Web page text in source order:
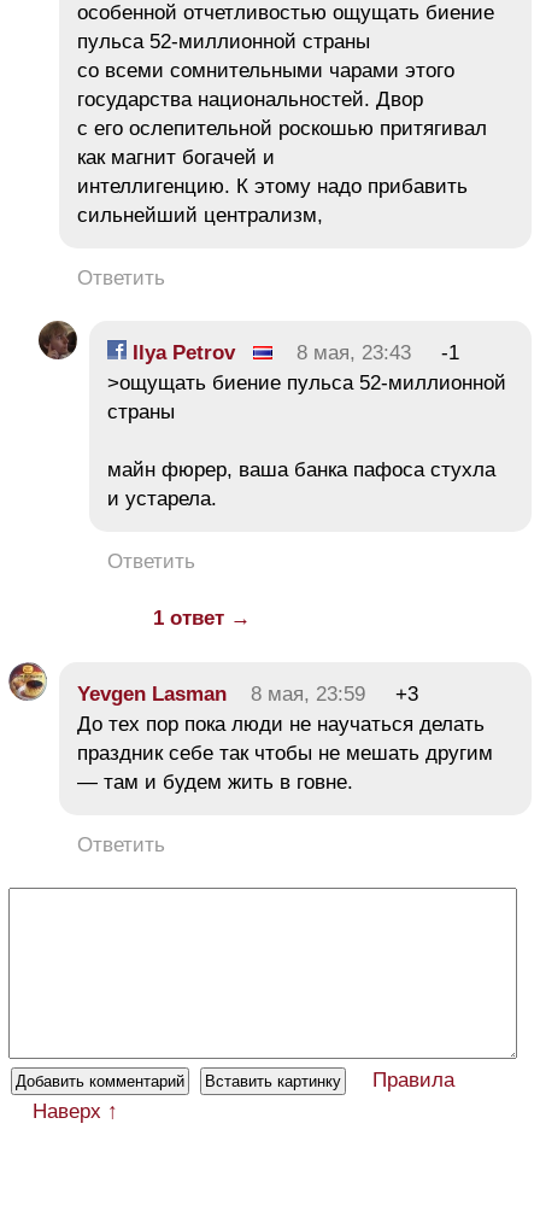
особенной отчетливостью ощущать биение
пульса 52-миллионной страны
со всеми сомнительными чарами этого
государства национальностей. Двор
с его ослепительной роскошью притягивал
как магнит богачей и
интеллигенцию. К этому надо прибавить
сильнейший централизм,
Ответить
Ilya Petrov 8 мая, 23:43
-1
>ощущать биение пульса 52-миллионной
страны
майн фюрер, ваша банка пафоса стухла
и устарела.
Ответить
1 ответ →
Yevgen Lasman 8 мая, 23:59
+3
До тех пор пока люди не научаться делать
праздник себе так чтобы не мешать другим
— там и будем жить в говне.
Ответить
Правила
Наверх ↑